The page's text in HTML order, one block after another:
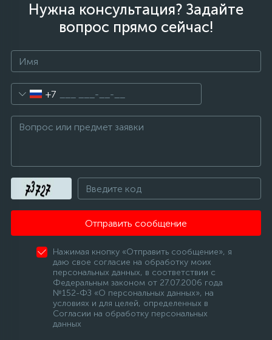
Нужна консультация? Задайте
вопрос прямо сейчас!
+7
Отправить сообщение
Нажимая кнопку «Отправить сообщение», я
даю свое согласие на обработку моих
персональных данных, в соответствии с
Федеральным законом от 27.07.2006 года
№152-ФЗ «О персональных данных», на
условиях и для целей, определенных в
Согласии на обработку персональных
данных